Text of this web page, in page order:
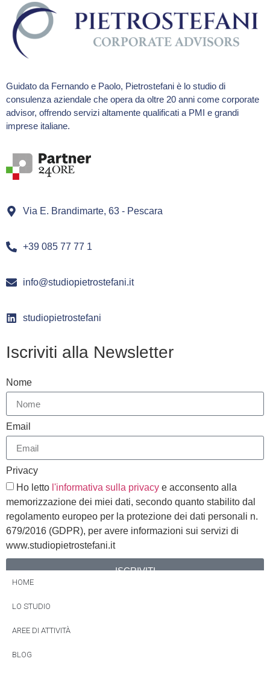
Guidato da Fernando e Paolo, Pietrostefani è lo studio di
consulenza aziendale che opera da oltre 20 anni come corporate
advisor, offrendo servizi altamente qualificati a PMI e grandi
imprese italiane.
Via E. Brandimarte, 63 - Pescara
+39 085 77 77 1
info@studiopietrostefani.it
studiopietrostefani
Iscriviti alla Newsletter
Nome
Email
Privacy
Ho letto l'informativa sulla privacy e acconsento alla
memorizzazione dei miei dati, secondo quanto stabilito dal
regolamento europeo per la protezione dei dati personali n.
679/2016 (GDPR), per avere informazioni sui servizi di
www.studiopietrostefani.it
ISCRIVITI
HOME
LO STUDIO
AREE DI ATTIVITÀ
BLOG